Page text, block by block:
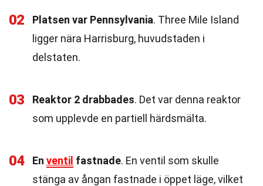
02 Platsen var Pennsylvania. Three Mile Island
ligger nära Harrisburg, huvudstaden i
delstaten.
03 Reaktor 2 drabbades. Det var denna reaktor
som upplevde en partiell härdsmälta.
04 En ventil fastnade. En ventil som skulle
stänga av ångan fastnade i öppet läge, vilket